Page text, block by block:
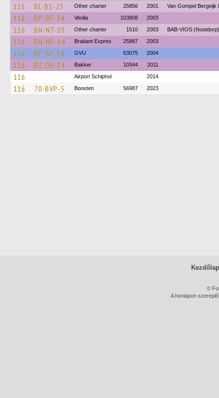
116 BL-BS-23 Other charter 25856 2001 Van Gompel Bergeijk
116 BP-BF-34 Veolia 103808 2003
116 BN-NT-03 Other charter 1510 2003 BAB-VIOS (Nootdorp)
116 BN-ND-14 Brabant Expres 25887 2003
116 BP-GF-14 GVU 63075 2004
116 BZ-DH-14 Bakker 10344 2011
116 Airport Schiphol 2014
116 70-BVP-5 Boosten 56987 2023
Kezdőlap
©
A honlapon